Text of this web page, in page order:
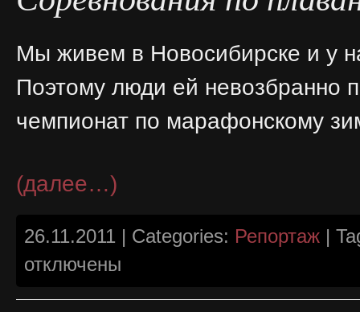
Мы живем в Новосибирске и у
Поэтому люди ей невозбранно
чемпионат по марафонскому
(далее…)
26.11.2011 | Categories: Репортаж |
отключены